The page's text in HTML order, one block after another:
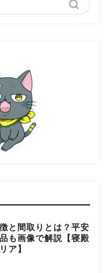
と間取りとは？平安
も画像で解説【寝殿
ア】